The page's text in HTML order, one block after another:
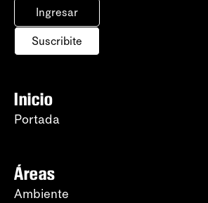
Ingresar
Suscribite
Inicio
Portada
Áreas
Ambiente